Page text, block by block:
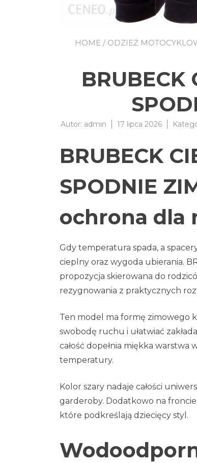
HOME / ODZIEŻ
BRUBECK
Autor: admin 17 lipca 2026
BRUBECK
SPODNIE
ochrona dla
Gdy temperatura spada, a
cieplny oraz wygoda ubierania.
propozycja skierowana do
rezygnowania z praktycznych
Ten model ma formę zimowego
swobodę ruchu i ułatwiać
całość dopełnia miękka
temperatury.
Kolor szary nadaje całości
garderoby. Dodatkowo na
które podkreślają dziecięcy styl.